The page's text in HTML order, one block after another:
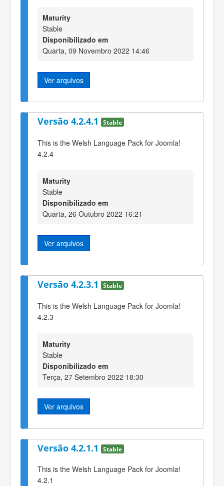
Maturity
Stable
Disponibilizado em
Quarta, 09 Novembro 2022 14:46
Ver arquivos
Versão 4.2.4.1 Stable
This is the Welsh Language Pack for Joomla!
4.2.4
Maturity
Stable
Disponibilizado em
Quarta, 26 Outubro 2022 16:21
Ver arquivos
Versão 4.2.3.1 Stable
This is the Welsh Language Pack for Joomla!
4.2.3
Maturity
Stable
Disponibilizado em
Terça, 27 Setembro 2022 18:30
Ver arquivos
Versão 4.2.1.1 Stable
This is the Welsh Language Pack for Joomla!
4.2.1